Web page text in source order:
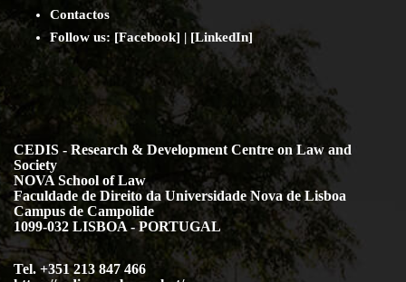
Contactos
Follow us: [Facebook] | [LinkedIn]
CEDIS - Research & Development Centre on Law and
Society
NOVA School of Law
Faculdade de Direito da Universidade Nova de Lisboa
Campus de Campolide
1099-032 LISBOA - PORTUGAL
Tel. +351 213 847 466